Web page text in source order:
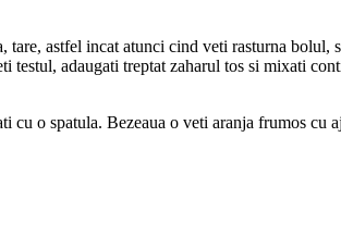
tare, astfel incat atunci cind veti rasturna
adaugati treptat zaharul tos si mixati
cu o spatula. Bezeaua o veti aranja frumos cu